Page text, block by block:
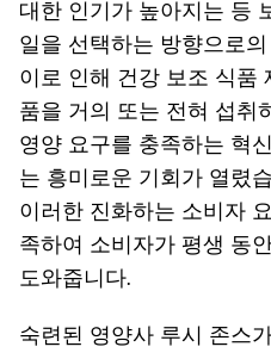
대한 인기가 높아지는 등
일을 선택하는 방향으로
이로 인해 건강 보조 식품
품을 거의 또는 전혀 섭취
영양 요구를 충족하는 혁
는 흥미로운 기회가 열렸
이러한 진화하는 소비자
족하여 소비자가 평생 동
도와줍니다.
숙련된 영양사 루시 존스